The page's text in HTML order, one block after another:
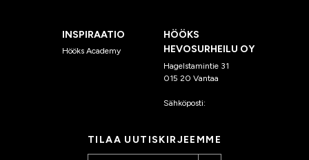
INSPIRAATIO
Hööks Academy
HÖÖKS
HEVOSURHEILU OY
Hagelstamintie 31
015 20 Vantaa
Sähköposti:
TILAA UUTISKIRJEEMME